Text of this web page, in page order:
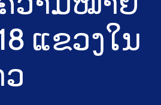
ແຂວງໃນ